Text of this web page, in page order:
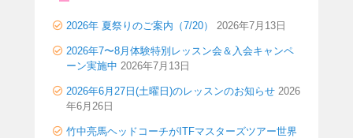
ー
シ
ン
2026年 夏祭りのご案内（7/20） 2026年7月13日
2026年7〜8月体験特別レッスン会＆入会キャンペ
ーン実施中 2026年7月13日
2026年6月27日(土曜日)のレッスンのお知らせ 2026
年6月26日
竹中亮馬ヘッドコーチがITFマスターズツアー世界